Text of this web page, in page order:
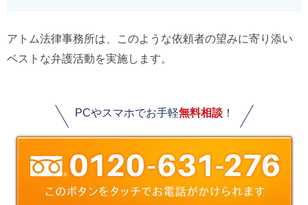
アトム法律事務所は、このような依頼者の望みに寄り添い
ベストな弁護活動を実施します。
PCやスマホでお手軽無料相談！